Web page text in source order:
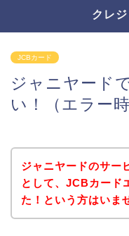
クレ
JCBカード
ジャニヤード
い！（エラー
ジャニヤードのサー
として、JCBカード
た！という方はいま